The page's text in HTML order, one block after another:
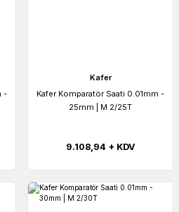
-
Kafer
Kafer Komparatör Saati 0.01mm -
25mm | M 2/25T
9.108,94 + KDV